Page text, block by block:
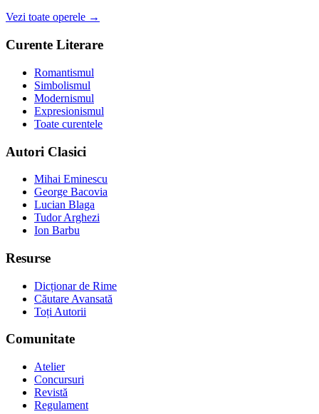
Vezi toate operele →
Curente Literare
Romantismul
Simbolismul
Modernismul
Expresionismul
Toate curentele
Autori Clasici
Mihai Eminescu
George Bacovia
Lucian Blaga
Tudor Arghezi
Ion Barbu
Resurse
Dicționar de Rime
Căutare Avansată
Toți Autorii
Comunitate
Atelier
Concursuri
Revistă
Regulament